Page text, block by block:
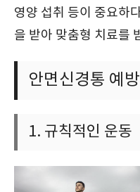
영양 섭취 등이 중요하
을 받아 맞춤형 치료를
안면신경통 예
1. 규칙적인 운동